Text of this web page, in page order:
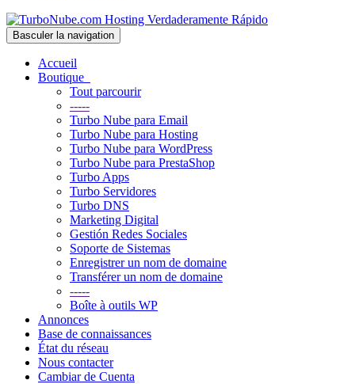
Basculer la navigation
Accueil
Boutique
Tout parcourir
-----
Turbo Nube para Email
Turbo Nube para Hosting
Turbo Nube para WordPress
Turbo Nube para PrestaShop
Turbo Apps
Turbo Servidores
Turbo DNS
Marketing Digital
Gestión Redes Sociales
Soporte de Sistemas
Enregistrer un nom de domaine
Transférer un nom de domaine
-----
Boîte à outils WP
Annonces
Base de connaissances
État du réseau
Nous contacter
Cambiar de Cuenta